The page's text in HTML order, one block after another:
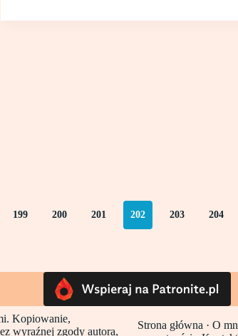
199 200 201 202 203 204
Kopiowanie,
wyraźnej zgody autora,
Strona główna · O